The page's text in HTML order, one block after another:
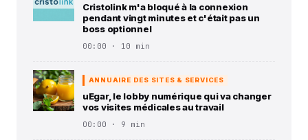
Cristolink m'a bloqué à la connexion
pendant vingt minutes et c'était pas un
boss optionnel
00:00 · 10 min
ANNUAIRE DES SITES & SERVICES
uEgar, le lobby numérique qui va changer
vos visites médicales au travail
00:00 · 9 min